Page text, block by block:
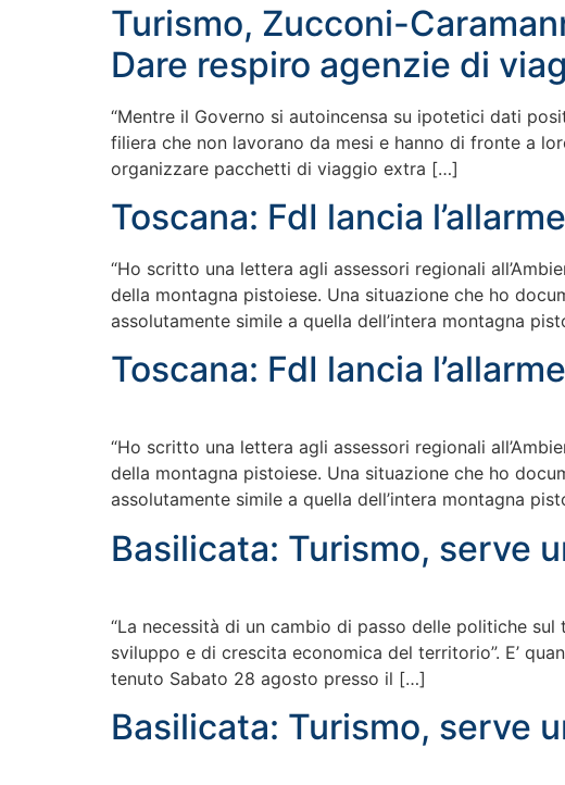
Turismo, Zucconi-
Dare respiro agenzie di
“Mentre il Governo si autoincensa su ipotetici dati
filiera che non lavorano da mesi e hanno di fronte a
organizzare pacchetti di viaggio extra […]
Toscana: FdI lancia
“Ho scritto una lettera agli assessori regionali
della montagna pistoiese. Una situazione che ho
assolutamente simile a quella dell’intera montagna
Toscana: FdI lancia
“Ho scritto una lettera agli assessori regionali
della montagna pistoiese. Una situazione che ho
assolutamente simile a quella dell’intera montagna
Basilicata: Turismo, serve
“La necessità di un cambio di passo delle politiche
sviluppo e di crescita economica del territorio”. E’
tenuto Sabato 28 agosto presso il […]
Basilicata: Turismo, serve